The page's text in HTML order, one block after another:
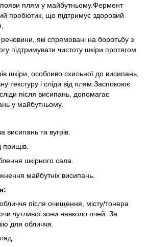
появи плям у майбутньому.Фермент
пробіотик, що підтримує здоровий
які спрямовані на боротьбу з
підтримувати чистоту шкіри протягом
шкіри, особливо схильної до висипань,
текстуру і сліди від плям.Заспокоює
після висипань, допомагає
у майбутньому.
висипань та вугрів.
прищів.
шкірного сала.
майбутніх висипань.
після очищення, місту/тонера
чутливої зони навколо очей. За
для обличчя.